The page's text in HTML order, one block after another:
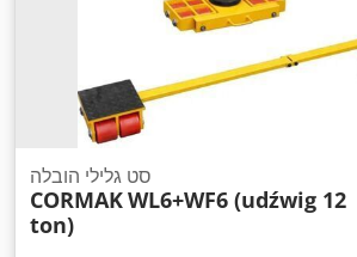
סט גלילי הובלה
CORMAKWL6+WF6 (udźwig 12
ton)